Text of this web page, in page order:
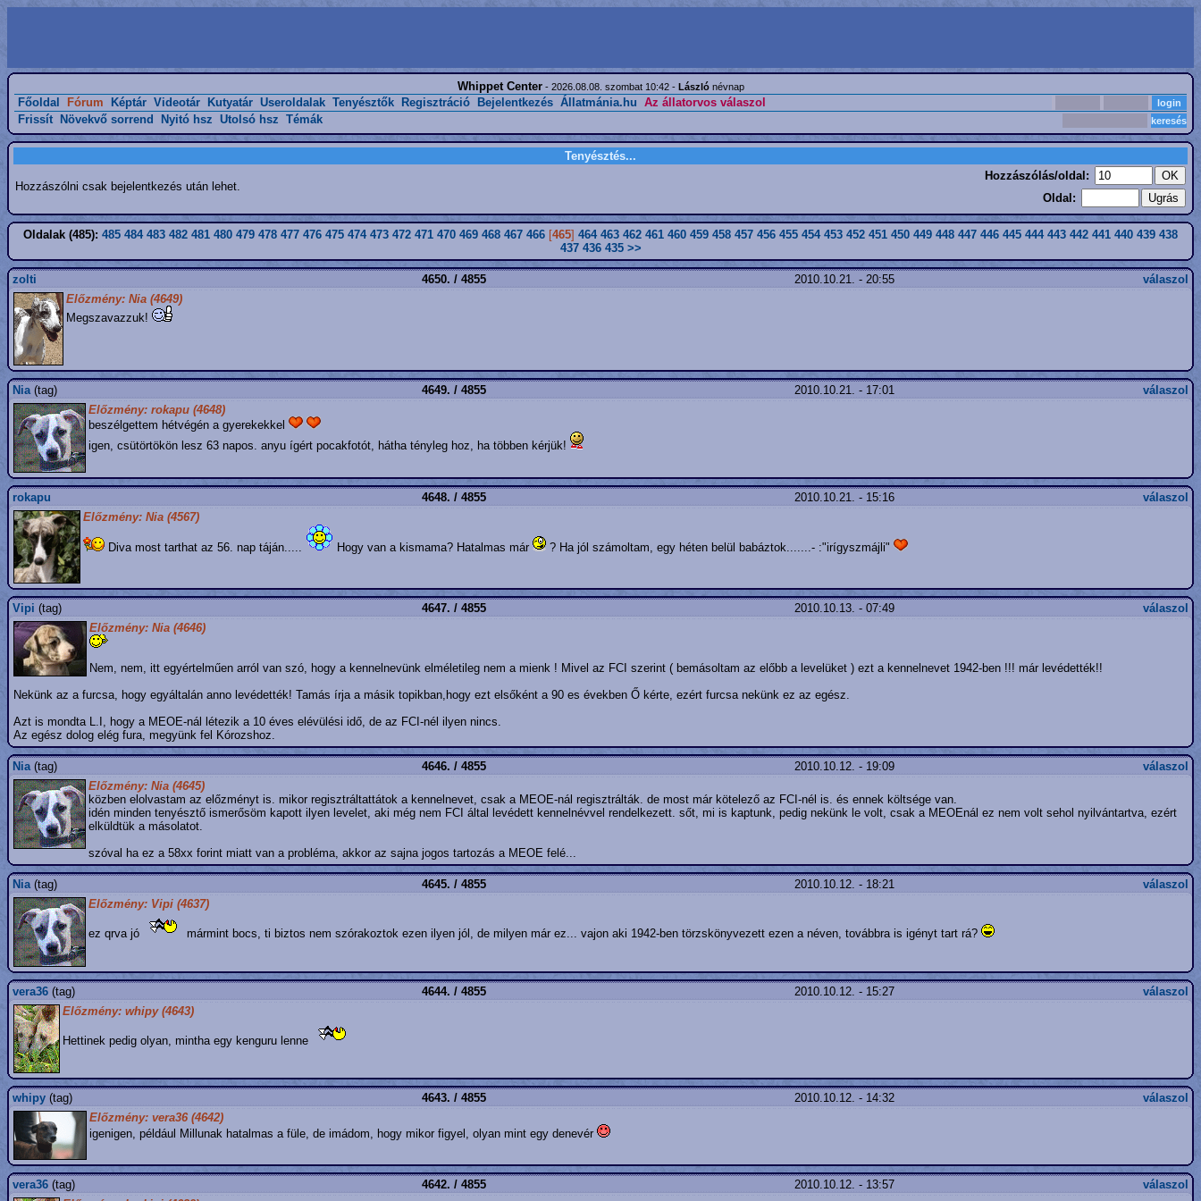
Whippet Center- 2026.08.08. szombat 10:42 - László névnap
Főoldal Fórum Képtár Videotár Kutyatár Useroldalak Tenyésztők Regisztráció Bejelentkezés Állatmánia.hu Az állatorvos válaszol
Frissít
Növekvő sorrend Nyitó hsz Utolsó hsz Témák
Tenyésztés...
Hozzászólni csak bejelentkezés után lehet.
Hozzászólás/oldal:
Oldal:
Oldalak (485): 485 484 483 482 481 480 479 478 477 476 475 474 473 472 471 470 469 468 467 466 [465] 464 463 462 461 460 459 458 457 456 455 454 453 452 451 450 449 448 447 446 445 444 443 442 441 440 439 438
437 436 435 >>
zolti 4650. / 4855 2010.10.21. - 20:55
válaszol
Előzmény: Nia (4649)
Megszavazzuk!
Nia(tag) 4649. / 4855 2010.10.21. - 17:01
válaszol
Előzmény: rokapu (4648)
beszélgettem hétvégén a gyerekekkel
igen, csütörtökön lesz 63 napos. anyu ígért pocakfotót, hátha tényleg hoz, ha többen kérjük!
rokapu 4648. / 4855 2010.10.21. - 15:16
válaszol
Előzmény: Nia (4567)
Diva most tarthat az 56. nap táján..... Hogy van a kismama? Hatalmas már ? Ha jól számoltam, egy héten belül babáztok.......- :"irígyszmájli"
Vipi (tag) 4647. / 4855 2010.10.13. - 07:49
válaszol
Előzmény: Nia (4646)
Nem, nem, itt egyértelműen arról van szó, hogy a kennelnevünk elméletileg nem a mienk ! Mivel az FCI szerint ( bemásoltam az előbb a levelüket ) ezt a kennelnevet 1942-ben !!! már levédették!!
Nekünk az a furcsa, hogy egyáltalán anno levédették! Tamás írja a másik topikban,hogy ezt elsőként a 90 es években Ő kérte, ezért furcsa nekünk ez az egész.
Azt is mondta L.I, hogy a MEOE-nál létezik a 10 éves elévülési idő, de az FCI-nél ilyen nincs.
Az egész dolog elég fura, megyünk fel Kórozshoz.
Nia(tag) 4646. / 4855 2010.10.12. - 19:09
válaszol
Előzmény: Nia (4645)
közben elolvastam az előzményt is. mikor regisztráltattátok a kennelnevet, csak a MEOE-nál regisztrálták. de most már kötelező az FCI-nél is. és ennek költsége van.
idén minden tenyésztő ismerősöm kapott ilyen levelet, aki még nem FCI által levédett kennelnévvel rendelkezett. sőt, mi is kaptunk, pedig nekünk le volt, csak a MEOEnál ez nem volt sehol nyilvántartva, ezért
elküldtük a másolatot.
szóval ha ez a 58xx forint miatt van a probléma, akkor az sajna jogos tartozás a MEOE felé...
Nia(tag) 4645. / 4855 2010.10.12. - 18:21
válaszol
Előzmény: Vipi (4637)
ez qrva jó mármint bocs, ti biztos nem szórakoztok ezen ilyen jól, de milyen már ez... vajon aki 1942-ben törzskönyvezett ezen a néven, továbbra is igényt tart rá?
vera36 (tag) 4644. / 4855 2010.10.12. - 15:27
válaszol
Előzmény: whipy (4643)
Hettinek pedig olyan, mintha egy kenguru lenne
whipy (tag) 4643. / 4855 2010.10.12. - 14:32
válaszol
Előzmény: vera36 (4642)
igenigen, például Millunak hatalmas a füle, de imádom, hogy mikor figyel, olyan mint egy denevér
vera36 (tag) 4642. / 4855 2010.10.12. - 13:57
válaszol